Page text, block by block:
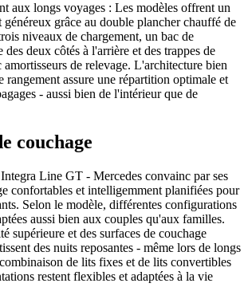
aux longs voyages : Les modèles offrent un
généreux grâce au double plancher chauffé de
niveaux de chargement, un bac de
des deux côtés à l'arrière et des trappes de
de relevage. L'architecture bien
rangement assure une répartition optimale et
- aussi bien de l'intérieur que de
couchage
Line GT - Mercedes convainc par ses
confortables et intelligemment planifiées pour
Selon le modèle, différentes configurations
aussi bien aux couples qu'aux familles.
supérieure et des surfaces de couchage
des nuits reposantes - même lors de longs
de lits fixes et de lits convertibles
restent flexibles et adaptées à la vie